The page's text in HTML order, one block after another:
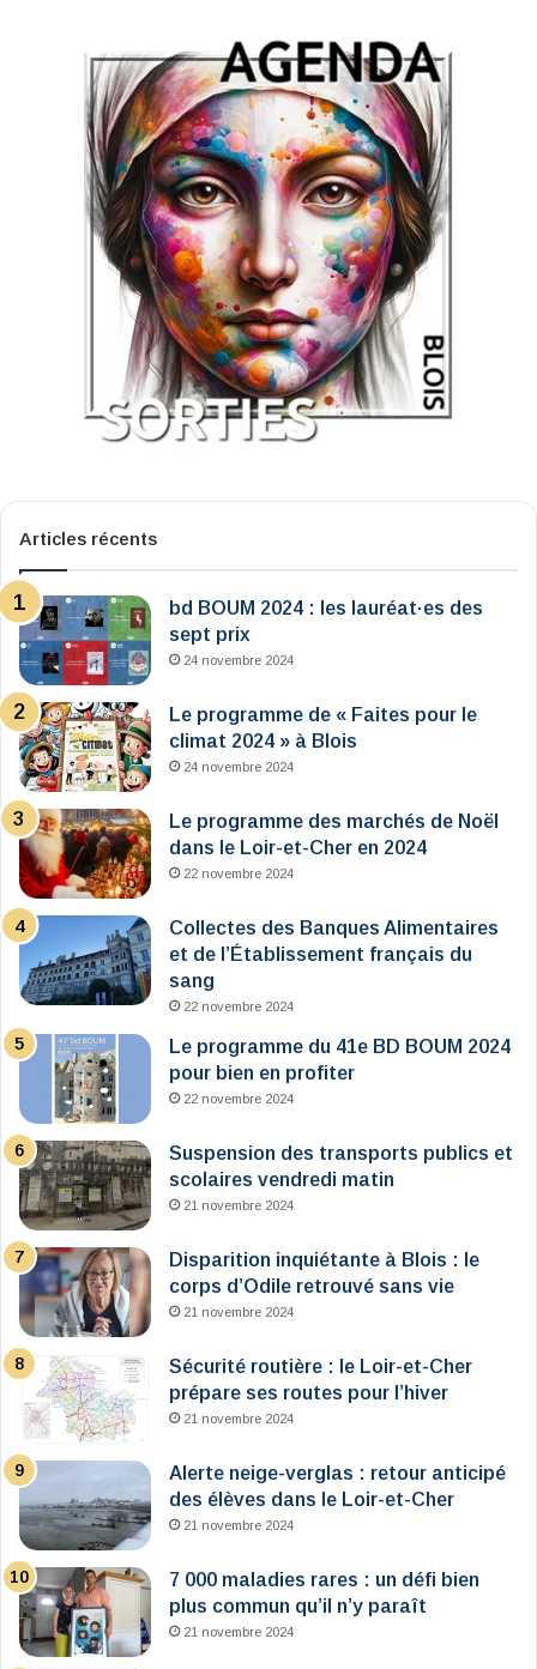
Articles récents
bd BOUM 2024 : les lauréat·es des
sept prix
24 novembre 2024
Le programme de « Faites pour le
climat 2024 » à Blois
24 novembre 2024
Le programme des marchés de Noël
dans le Loir-et-Cher en 2024
22 novembre 2024
Collectes des Banques Alimentaires
et de l’Établissement français du
sang
22 novembre 2024
Le programme du 41e BD BOUM 2024
pour bien en profiter
22 novembre 2024
Suspension des transports publics et
scolaires vendredi matin
21 novembre 2024
Disparition inquiétante à Blois : le
corps d’Odile retrouvé sans vie
21 novembre 2024
Sécurité routière : le Loir-et-Cher
prépare ses routes pour l’hiver
21 novembre 2024
Alerte neige-verglas : retour anticipé
des élèves dans le Loir-et-Cher
21 novembre 2024
7 000 maladies rares : un défi bien
plus commun qu’il n’y paraît
21 novembre 2024